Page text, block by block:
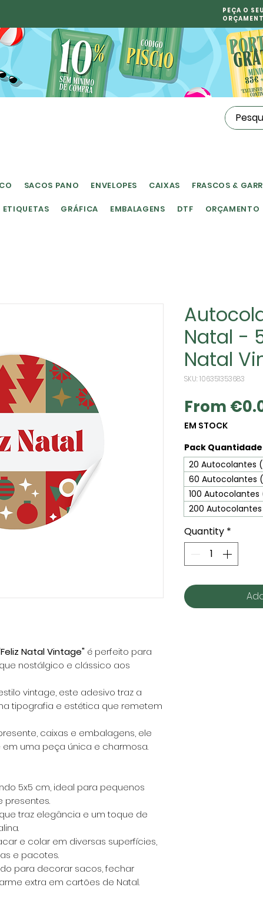
PEÇA O SEU
SACOS PANO ENVELOPES CAIXAS FRASCOS &
ETIQUETAS GRÁFICA EMBALAGENS DTF ORÇAMENTO
Natal Vintage" é perfeito para
nostálgico e clássico aos
vintage, este adesivo traz a
tipografia e estética que remetem
caixas e embalagens, ele
uma peça única e charmosa.
5x5 cm, ideal para pequenos
presentes.
traz elegância e um toque de
e colar em diversas superfícies,
e pacotes.
para decorar sacos, fechar
extra em cartões de Natal.
Natal -
Natal
SKU: 106351353683
From
EM STOCK
Pack
20 Autocolantes
60 Autocolantes
100
200
Quantity *